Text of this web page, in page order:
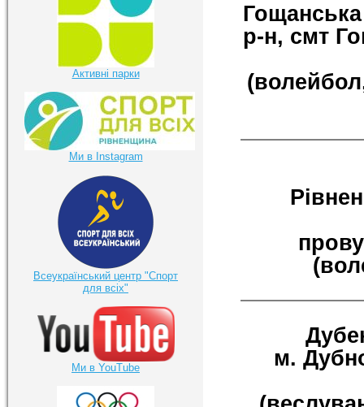
р-н, смт
м.
Активні парки
Ми в Instagram
Всеукраїнський центр "Спорт
для всіх"
Ми в YouTube